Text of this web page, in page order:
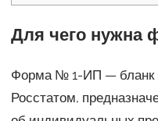
Для чего нужна
Форма № 1-ИП — бланк
Росстатом,